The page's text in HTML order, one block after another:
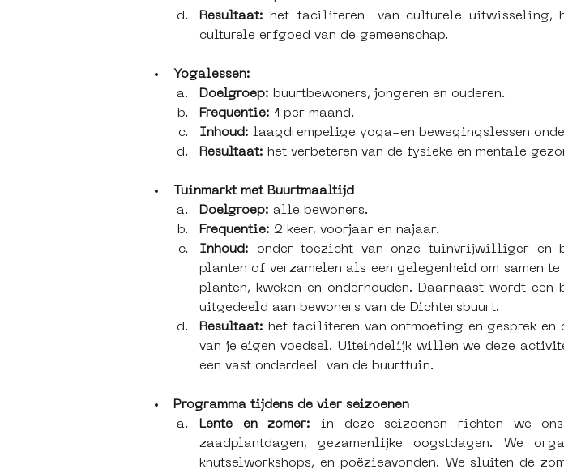
Resultaat: het faciliteren  van culturele uitwisseling,
culturele erfgoed van de gemeenschap.
Yogalessen:
Doelgroep: buurtbewoners, jongeren en ouderen.
Frequentie: 1 per maand.
Inhoud: laagdrempelige yoga-en bewegingslessen
Resultaat: het verbeteren van de fysieke en mentale
Tuinmarkt met Buurtmaaltijd
Doelgroep: alle bewoners.
Frequentie: 2 keer, voorjaar en najaar.
Inhoud: onder toezicht van onze tuinvrijwilliger en
planten of verzamelen als een gelegenheid om samen
planten, kweken en onderhouden. Daarnaast wordt
uitgedeeld aan bewoners van de Dichtersbuurt.
Resultaat: het faciliteren van ontmoeting en gesprek
van je eigen voedsel. Uiteindelijk willen we deze
een vast onderdeel  van de buurttuin.
Programma tijdens de vier seizoenen
Lente en zomer: in deze seizoenen richten we
zaadplantdagen, gezamenlijke oogstdagen. We
knutselworkshops, en poëzieavonden. We sluiten de